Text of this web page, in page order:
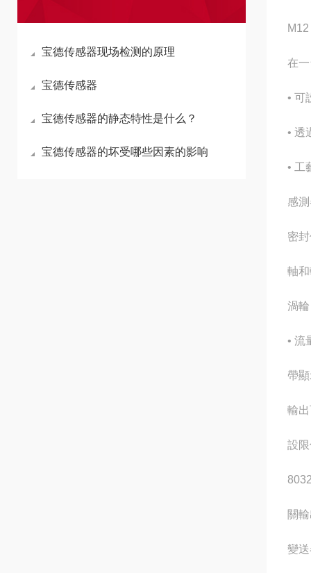
宝德传感器现场检测的原理
宝德传感器
宝德传感器的静态特性是什么？
宝德传感器的坏受哪些因素的影响
在
• 可
• 透
• 工
感
密
軸
渦
• 流
帶
輸
設
關
變